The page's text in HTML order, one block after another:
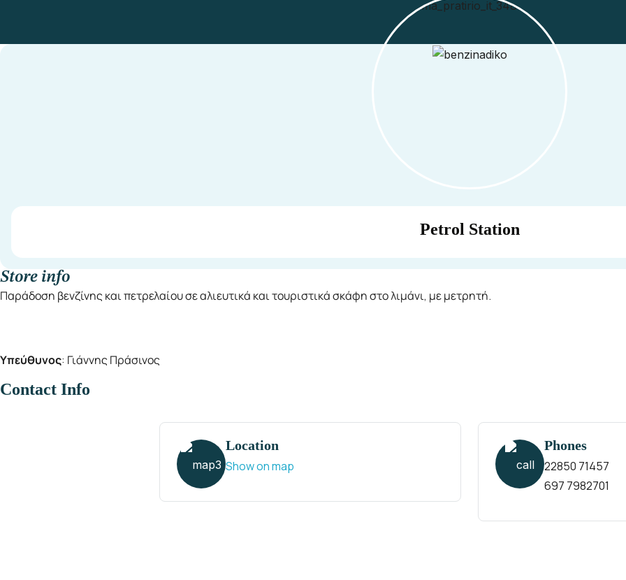
Petrol Station
Store info
Παράδοση βενζίνης και πετρελαίου σε αλιευτικά και τουριστικά σκάφη στο λιμάνι, με μετρητή.
Υπεύθυνος: Γιάννης Πράσινος
Contact Info
Location
Show on map
Phones
22850 71457
697 7982701